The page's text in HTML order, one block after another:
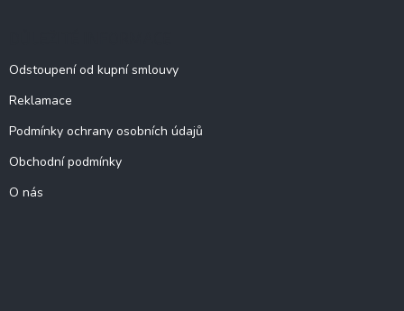
Odstoupení od kupní smlouvy
Reklamace
Podmínky ochrany osobních údajů
Obchodní podmínky
O nás